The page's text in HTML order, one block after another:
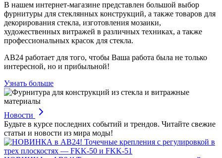
В нашем интернет-магазине представлен большой выбор
фурнитуры для стеклянных конструкций, а также товаров для
декорирования стекла, изготовления мозаики,
художественных витражей в различных техниках, а также
профессиональных красок для стекла.
АВ24 работает для того, чтобы Ваша работа была не только
интересной, но и прибыльной!
Узнать больше
Новости
Будьте в курсе последних событий и трендов. Читайте свежие
статьи и новости из мира моды!